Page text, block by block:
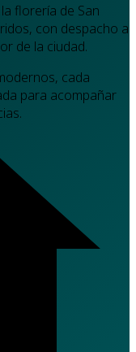
florería de San
con despacho a
de la ciudad.
cada
para acompañar